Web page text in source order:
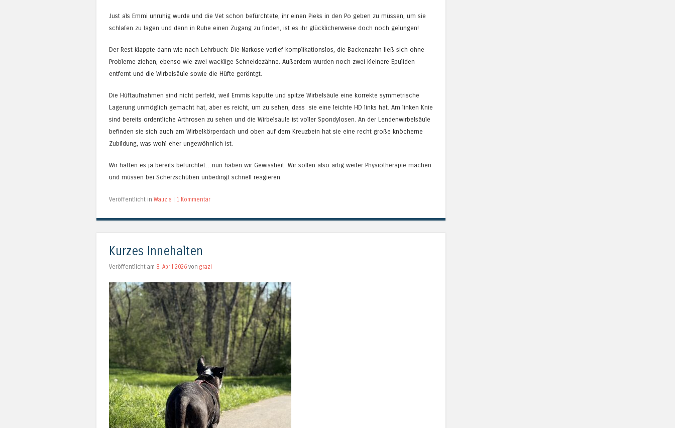
Just als Emmi unruhig wurde und die Vet schon befürchtete, ihr einen Pieks in den Po geben zu müssen, um sie
schlafen zu lagen und dann in Ruhe einen Zugang zu finden, ist es ihr glücklicherweise doch noch gelungen!
Der Rest klappte dann wie nach Lehrbuch: Die Narkose verlief komplikationslos, die Backenzahn ließ sich ohne
Probleme ziehen, ebenso wie zwei wacklige Schneidezähne. Außerdem wurden noch zwei kleinere Epuliden
entfernt und die Wirbelsäule sowie die Hüfte geröntgt.
Die Hüftaufnahmen sind nicht perfekt, weil Emmis kaputte und spitze Wirbelsäule eine korrekte symmetrische
Lagerung unmöglich gemacht hat, aber es reicht, um zu sehen, dass sie eine leichte HD links hat. Am linken Knie
sind bereits ordentliche Arthrosen zu sehen und die Wirbelsäule ist voller Spondylosen. An der Lendenwirbelsäule
befinden sie sich auch am Wirbelkörperdach und oben auf dem Kreuzbein hat sie eine recht große knöcherne
Zubildung, was wohl eher ungewöhnlich ist.
Wir hatten es ja bereits befürchtet…nun haben wir Gewissheit. Wir sollen also artig weiter Physiotherapie machen
und müssen bei Scherzschüben unbedingt schnell reagieren.
Veröffentlicht in Wauzis | 1 Kommentar
Kurzes Innehalten
Veröffentlicht am 8. April 2026 von grazi